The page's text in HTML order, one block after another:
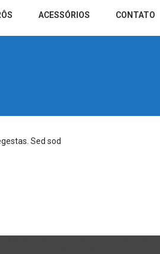
ACESSÓRIOS CONTATO
Sed sod